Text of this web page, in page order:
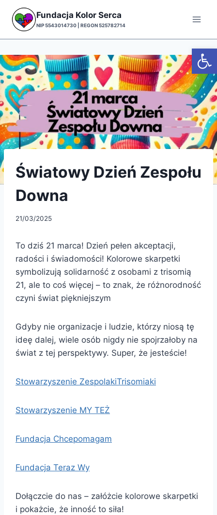
Przejdź
treści
Fundacja Kolor Serca
NIP 5543014730 | REGON 525782714
Światowy Dzień Zespołu
Downa
21/03/2025
To dziś 21 marca! Dzień pełen akceptacji,
radości i świadomości! Kolorowe skarpetki
symbolizują solidarność z osobami z trisomią
21, ale to coś więcej – to znak, że różnorodność
czyni świat piękniejszym
Gdyby nie organizacje i ludzie, którzy niosą tę
ideę dalej, wiele osób nigdy nie spojrzałoby na
świat z tej perspektywy. Super, że jesteście!
Stowarzyszenie ZespolakiTrisomiaki
Stowarzyszenie MY TEŻ
Fundacja Chcepomagam
Fundacja Teraz Wy
Dołączcie do nas – załóżcie kolorowe skarpetki
i pokażcie, że inność to siła!